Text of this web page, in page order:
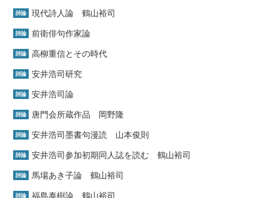
詩論 現代詩人論 鶴山裕司
詩論 前衛俳句作家論
詩論 高柳重信とその時代
詩論 安井浩司研究
詩論 安井浩司論
詩論 唐門会所蔵作品 岡野隆
詩論 安井浩司墨書句漫読 山本俊則
詩論 安井浩司参加初期同人誌を読む 鶴山裕司
詩論 馬場あき子論 鶴山裕司
詩論